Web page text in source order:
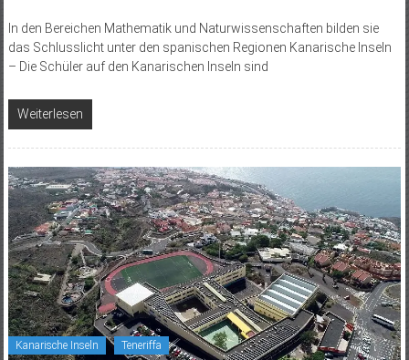
In den Bereichen Mathematik und Naturwissenschaften bilden sie
das Schlusslicht unter den spanischen Regionen Kanarische Inseln
– Die Schüler auf den Kanarischen Inseln sind
Weiterlesen
Kanarische Inseln Teneriffa